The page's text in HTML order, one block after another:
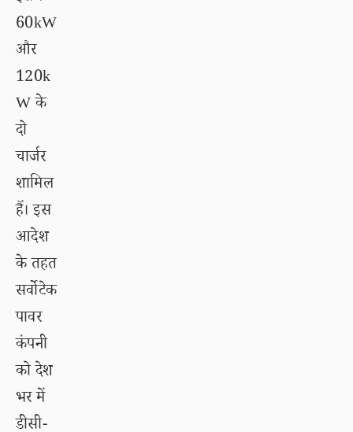
60kW
और
120k
W के
दो
चार्जर
शामिल
हैं। इस
आदेश
के तहत
सर्वोटेक
पावर
कंपनी
को देश
भर में
डीसी-